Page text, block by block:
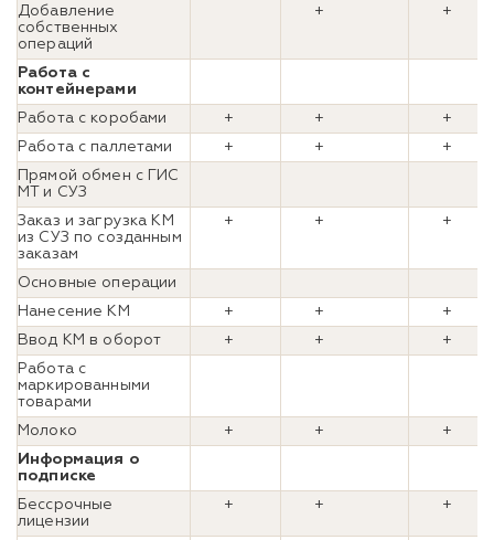
Добавление
собственных
операций
+ +
Работа с
контейнерами
Работа с коробами
+ +
+
Работа с паллетами
+ +
+
Прямой обмен с ГИС
МТ и СУЗ
Заказ и загрузка КМ
из СУЗ по созданным
заказам
+ + +
Основные операции
Нанесение КМ
+ +
+
Ввод КМ в оборот
+ +
+
Работа с
маркированными
товарами
Молоко
+ +
+
Информация о
подписке
Бессрочные
лицензии
+ + +